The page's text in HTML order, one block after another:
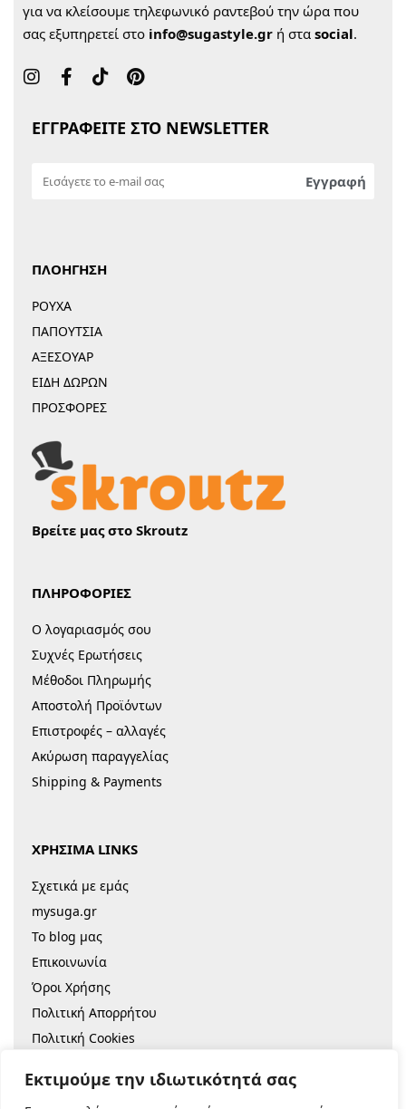
Εκτιμούμε την ιδιωτικότητά σας
για να κλείσουμε τηλεφωνικό ραντεβού την ώρα που
σας εξυπηρετεί στο info@sugastyle.gr ή στα social.
ΕΓΓΡΑΦΕΙΤΕ ΣΤΟ NEWSLETTER
ΠΛΟΗΓΗΣΗ
ΡΟΥΧΑ
ΠΑΠΟΥΤΣΙΑ
ΑΞΕΣΟΥΑΡ
ΕΙΔΗ ΔΩΡΩΝ
ΠΡΟΣΦΟΡΕΣ
Βρείτε μας στο Skroutz
ΠΛΗΡΟΦΟΡΙΕΣ
Ο λογαριασμός σου
Συχνές Ερωτήσεις
Μέθοδοι Πληρωμής
Αποστολή Προϊόντων
Επιστροφές – αλλαγές
Ακύρωση παραγγελίας
Shipping & Payments
ΧΡΗΣΙΜΑ LINKS
Σχετικά με εμάς
mysuga.gr
Το blog μας
Επικοινωνία
Όροι Χρήσης
Πολιτική Απορρήτου
Πολιτική Cookies